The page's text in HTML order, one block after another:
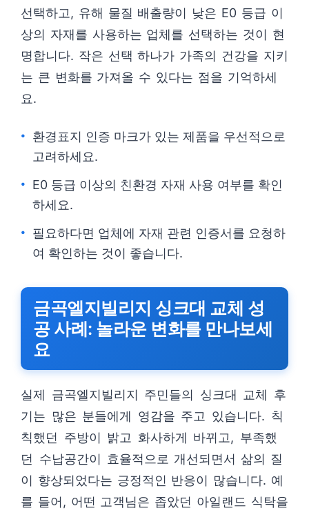
선택하고, 유해 물질 배출량이 낮은 E0 등급 이
상의 자재를 사용하는 업체를 선택하는 것이 현
명합니다. 작은 선택 하나가 가족의 건강을 지키
는 큰 변화를 가져올 수 있다는 점을 기억하세
요.
환경표지 인증 마크가 있는 제품을 우선적으로
고려하세요.
E0 등급 이상의 친환경 자재 사용 여부를 확인
하세요.
필요하다면 업체에 자재 관련 인증서를 요청하
여 확인하는 것이 좋습니다.
금곡엘지빌리지 싱크대 교체 성
공 사례: 놀라운 변화를 만나보세
요
실제 금곡엘지빌리지 주민들의 싱크대 교체 후
기는 많은 분들에게 영감을 주고 있습니다. 칙
칙했던 주방이 밝고 화사하게 바뀌고, 부족했
던 수납공간이 효율적으로 개선되면서 삶의 질
이 향상되었다는 긍정적인 반응이 많습니다. 예
를 들어, 어떤 고객님은 좁았던 아일랜드 식탁을